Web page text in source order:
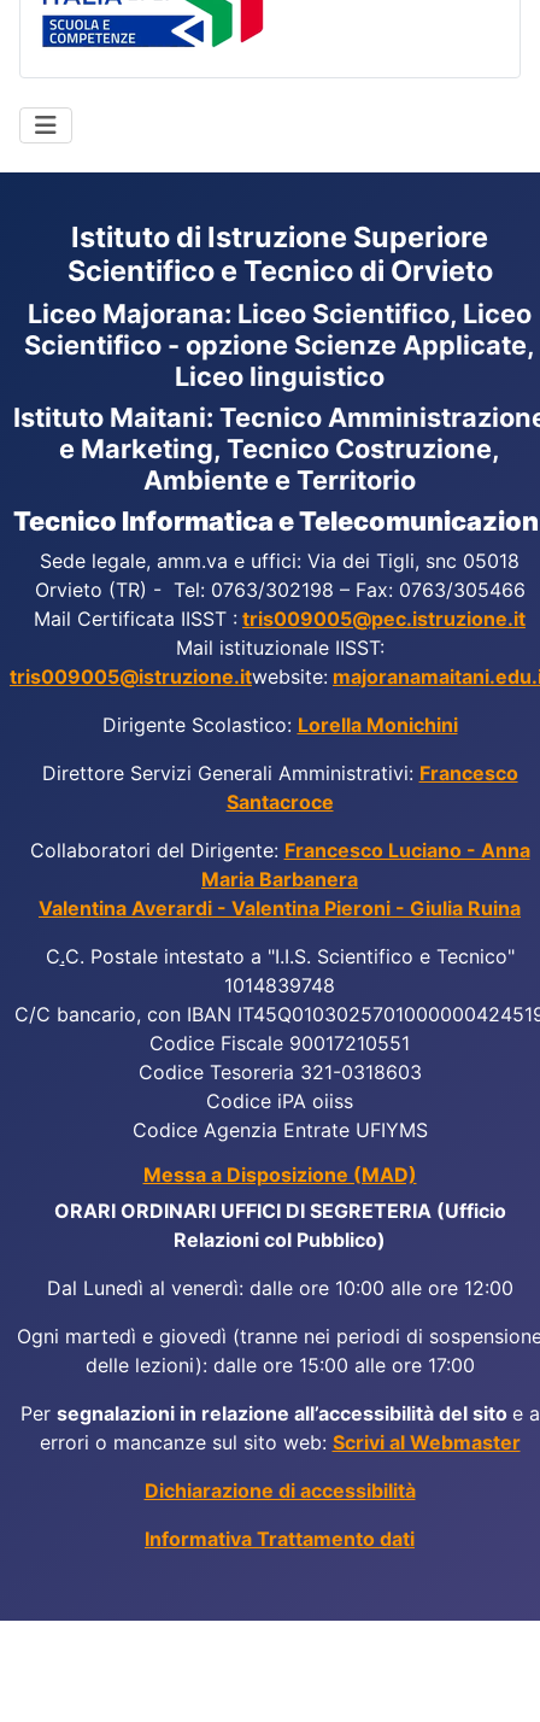
Istituto di Istruzione Superiore
Scientifico e Tecnico di Orvieto
Liceo Majorana: Liceo Scientifico, Liceo
Scientifico - opzione Scienze Applicate,
Liceo linguistico
Istituto Maitani: Tecnico
e Marketing, Tecnico Costruzione,
Ambiente e Territorio
Tecnico Informatica e
Sede legale, amm.va e uffici: Via dei Tigli, snc 05018
Orvieto (TR) - Tel: 0763/302198 – Fax: 0763/305466
Mail Certificata IISST : tris009005@pec.istruzione.it
Mail istituzionale IISST:
tris009005@istruzione.itwebsite:
Dirigente Scolastico: Lorella Monichini
Direttore Servizi Generali Amministrativi: Francesco
Santacroce
Collaboratori del Dirigente: Francesco Luciano - Anna
Maria Barbanera
Valentina Averardi - Valentina Pieroni - Giulia Ruina
C.C. Postale intestato a "I.I.S. Scientifico e Tecnico"
1014839748
C/C bancario, con IBAN
Codice Fiscale 90017210551
Codice Tesoreria 321-0318603
Codice iPA oiiss
Codice Agenzia Entrate UFIYMS
Messa a Disposizione (MAD)
ORARI ORDINARI UFFICI DI SEGRETERIA (Ufficio
Relazioni col Pubblico)
Dal Lunedì al venerdì: dalle ore 10:00 alle ore 12:00
Ogni martedì e giovedì (tranne nei periodi di
delle lezioni): dalle ore 15:00 alle ore 17:00
Per segnalazioni in relazione all’accessibilità del sito e a
errori o mancanze sul sito web: Scrivi al Webmaster
Dichiarazione di accessibilità
Informativa Trattamento dati